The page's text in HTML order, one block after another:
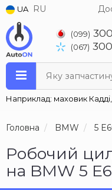
UA RU
(099)
(067)
Яку
Наприклад: маховик Кадді,
Головна BMW 5
Робочий
на BMW 5